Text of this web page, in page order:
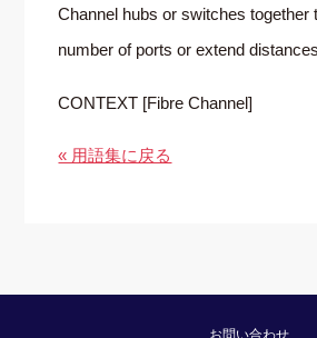
Channel hubs or switches together
number of ports or extend
CONTEXT [Fibre Channel]
« 用語集に戻る
お問い合わせ